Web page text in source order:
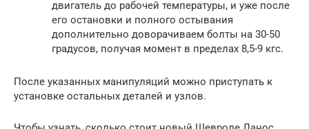
двигатель до рабочей температуры, и уже после
его остановки и полного остывания
дополнительно доворачиваем болты на 30-50
градусов, получая момент в пределах 8,5-9 кгс.
После указанных манипуляций можно приступать к
установке остальных деталей и узлов.